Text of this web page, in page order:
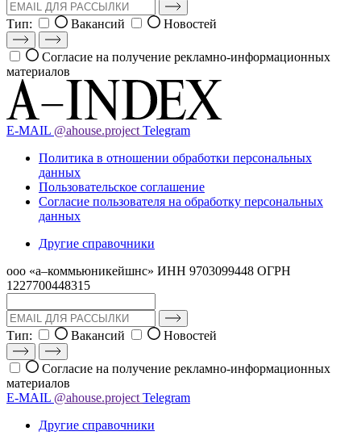
Тип: Вакансий Новостей
Согласие на получение рекламно-информационных
материалов
E-MAIL @ahouse.project Telegram
Политика в отношении обработки персональных
данных
Пользовательское соглашение
Согласие пользователя на обработку персональных
данных
Другие справочники
ооо «а–коммьюникейшнс» ИНН 9703099448 ОГРН
1227700448315
Тип: Вакансий Новостей
Согласие на получение рекламно-информационных
материалов
E-MAIL @ahouse.project Telegram
Другие справочники